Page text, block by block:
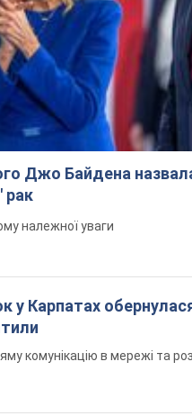
Джо Байдена
рак
належної уваги
у Карпатах
комунікацію в мережі та